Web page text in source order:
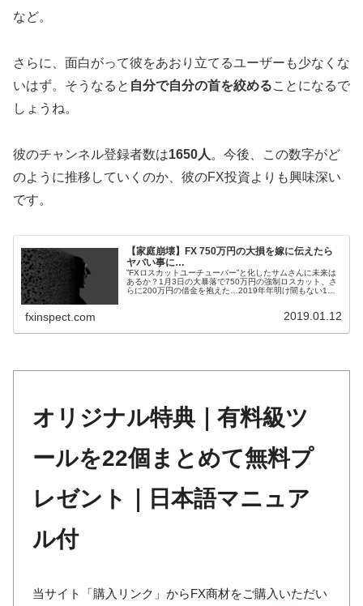
など。
さらに、面白がって彼をあおり立てるユーザーも少なくな
いはず。そうなると 自分で自分の首を絞めることになるで
しょうね。
彼のチャンネル登録者数は1650人 。今後、この数字がど
のように推移していくのか、彼のFX投資よりも興味深い
です。
【家庭崩壊】FX 750万円の大損を嫁に伝えたら
ヤバい事に…
”FXロスカットユーチューバー”と化したサムさんに未来は
あるか？1月3日の大暴落で750万円の強制ロスカット、さ
らに200万円の借金を抱えた…2019年年明け間もない1月3
fxinspect.com 2019.01.12
オリジナル特典｜有料級ツ
ールを22個まとめて無料プ
レゼント｜日本語マニュア
ル付
当サイト「購入リンク」からFX商材をご購入いただい